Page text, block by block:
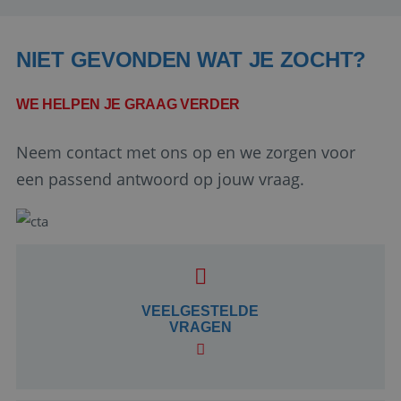
NIET GEVONDEN WAT JE ZOCHT?
WE HELPEN JE GRAAG VERDER
Neem contact met ons op en we zorgen voor
een passend antwoord op jouw vraag.
VEELGESTELDE
VRAGEN
Corporation
Google Privacy Policy